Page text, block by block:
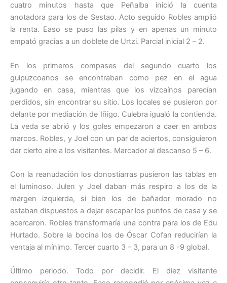
cuatro minutos hasta que Peñalba inició la cuenta
anotadora para los de Sestao. Acto seguido Robles amplió
la renta. Easo se puso las pilas y en apenas un minuto
empató gracias a un doblete de Urtzi. Parcial inicial 2 – 2.
En los primeros compases del segundo cuarto los
guipuzcoanos se encontraban como pez en el agua
jugando en casa, mientras que los vizcaínos parecían
perdidos, sin encontrar su sitio. Los locales se pusieron por
delante por mediación de Iñigo. Culebra igualó la contienda.
La veda se abrió y los goles empezaron a caer en ambos
marcos. Robles, y Joel con un par de aciertos, consiguieron
dar cierto aire a los visitantes. Marcador al descanso 5 – 6.
Con la reanudación los donostiarras pusieron las tablas en
el luminoso. Julen y Joel daban más respiro a los de la
margen izquierda, si bien los de bañador morado no
estaban dispuestos a dejar escapar los puntos de casa y se
acercaron. Robles transformaría una contra para los de Edu
Hurtado. Sobre la bocina los de Óscar Cofan reducirían la
ventaja al mínimo. Tercer cuarto 3 – 3, para un 8 -9 global.
Último periodo. Todo por decidir. El diez visitante